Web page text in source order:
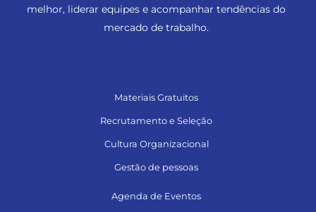
melhor, liderar equipes e acompanhar tendências do
mercado de trabalho.
Materiais Gratuitos
Recrutamento e Seleção
Cultura Organizacional
Gestão de pessoas
Agenda de Eventos